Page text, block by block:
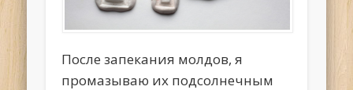
После запекания молдов, я
промазываю их подсолнечным